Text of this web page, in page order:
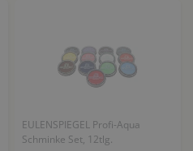
EULENSPIEGEL Profi-Aqua
Schminke Set, 12tlg.